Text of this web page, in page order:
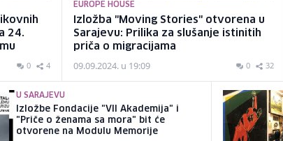
24.
0 4
EUROPE HOUSE
Izložba "Moving Stories" otvorena u
Sarajevu: Prilika za slušanje istinitih
priča o migracijama
09.09.2024. u 19:09 0 32
U SARAJEVU
Izložbe Fondacije "VII Akademija" i
"Priče o ženama sa mora" bit će
otvorene na Modulu Memorije